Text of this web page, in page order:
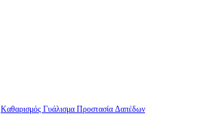
Καθαρισμός Γυάλισμα Προστασία Δαπέδων